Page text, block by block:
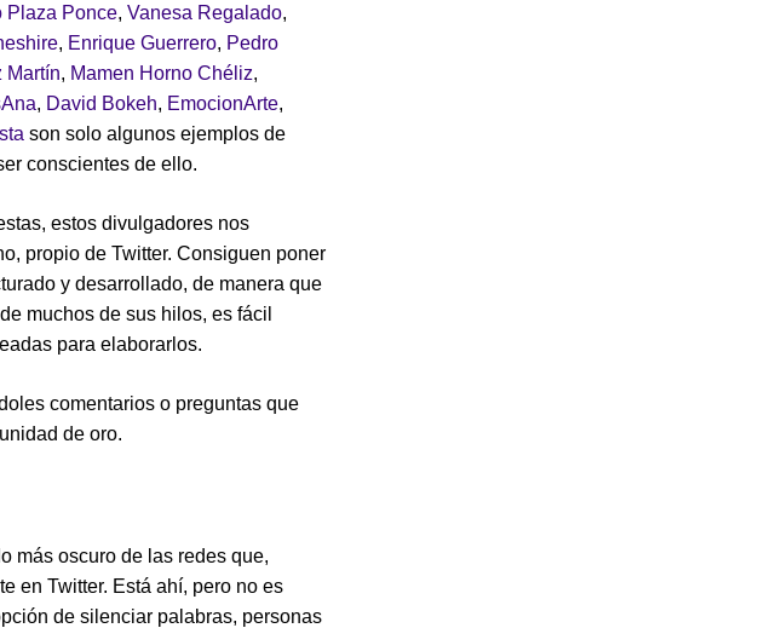
Plaza Ponce, Vanesa Regalado,
, Enrique Guerrero, Pedro
Martín, Mamen Horno Chéliz,
, David Bokeh, EmocionArte,
son solo algunos ejemplos de
conscientes de ello.
estos divulgadores nos
propio de Twitter. Consiguen poner
y desarrollado, de manera que
muchos de sus hilos, es fácil
para elaborarlos.
comentarios o preguntas que
de oro.
más oscuro de las redes que,
en Twitter. Está ahí, pero no es
de silenciar palabras, personas